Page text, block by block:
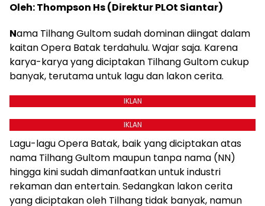
Oleh: Thompson Hs (Direktur PLOt Siantar)
Nama Tilhang Gultom sudah dominan diingat dalam
kaitan Opera Batak terdahulu. Wajar saja. Karena
karya-karya yang diciptakan Tilhang Gultom cukup
banyak, terutama untuk lagu dan lakon cerita.
IKLAN
IKLAN
Lagu-lagu Opera Batak, baik yang diciptakan atas
nama Tilhang Gultom maupun tanpa nama (NN)
hingga kini sudah dimanfaatkan untuk industri
rekaman dan entertain. Sedangkan lakon cerita
yang diciptakan oleh Tilhang tidak banyak, namun